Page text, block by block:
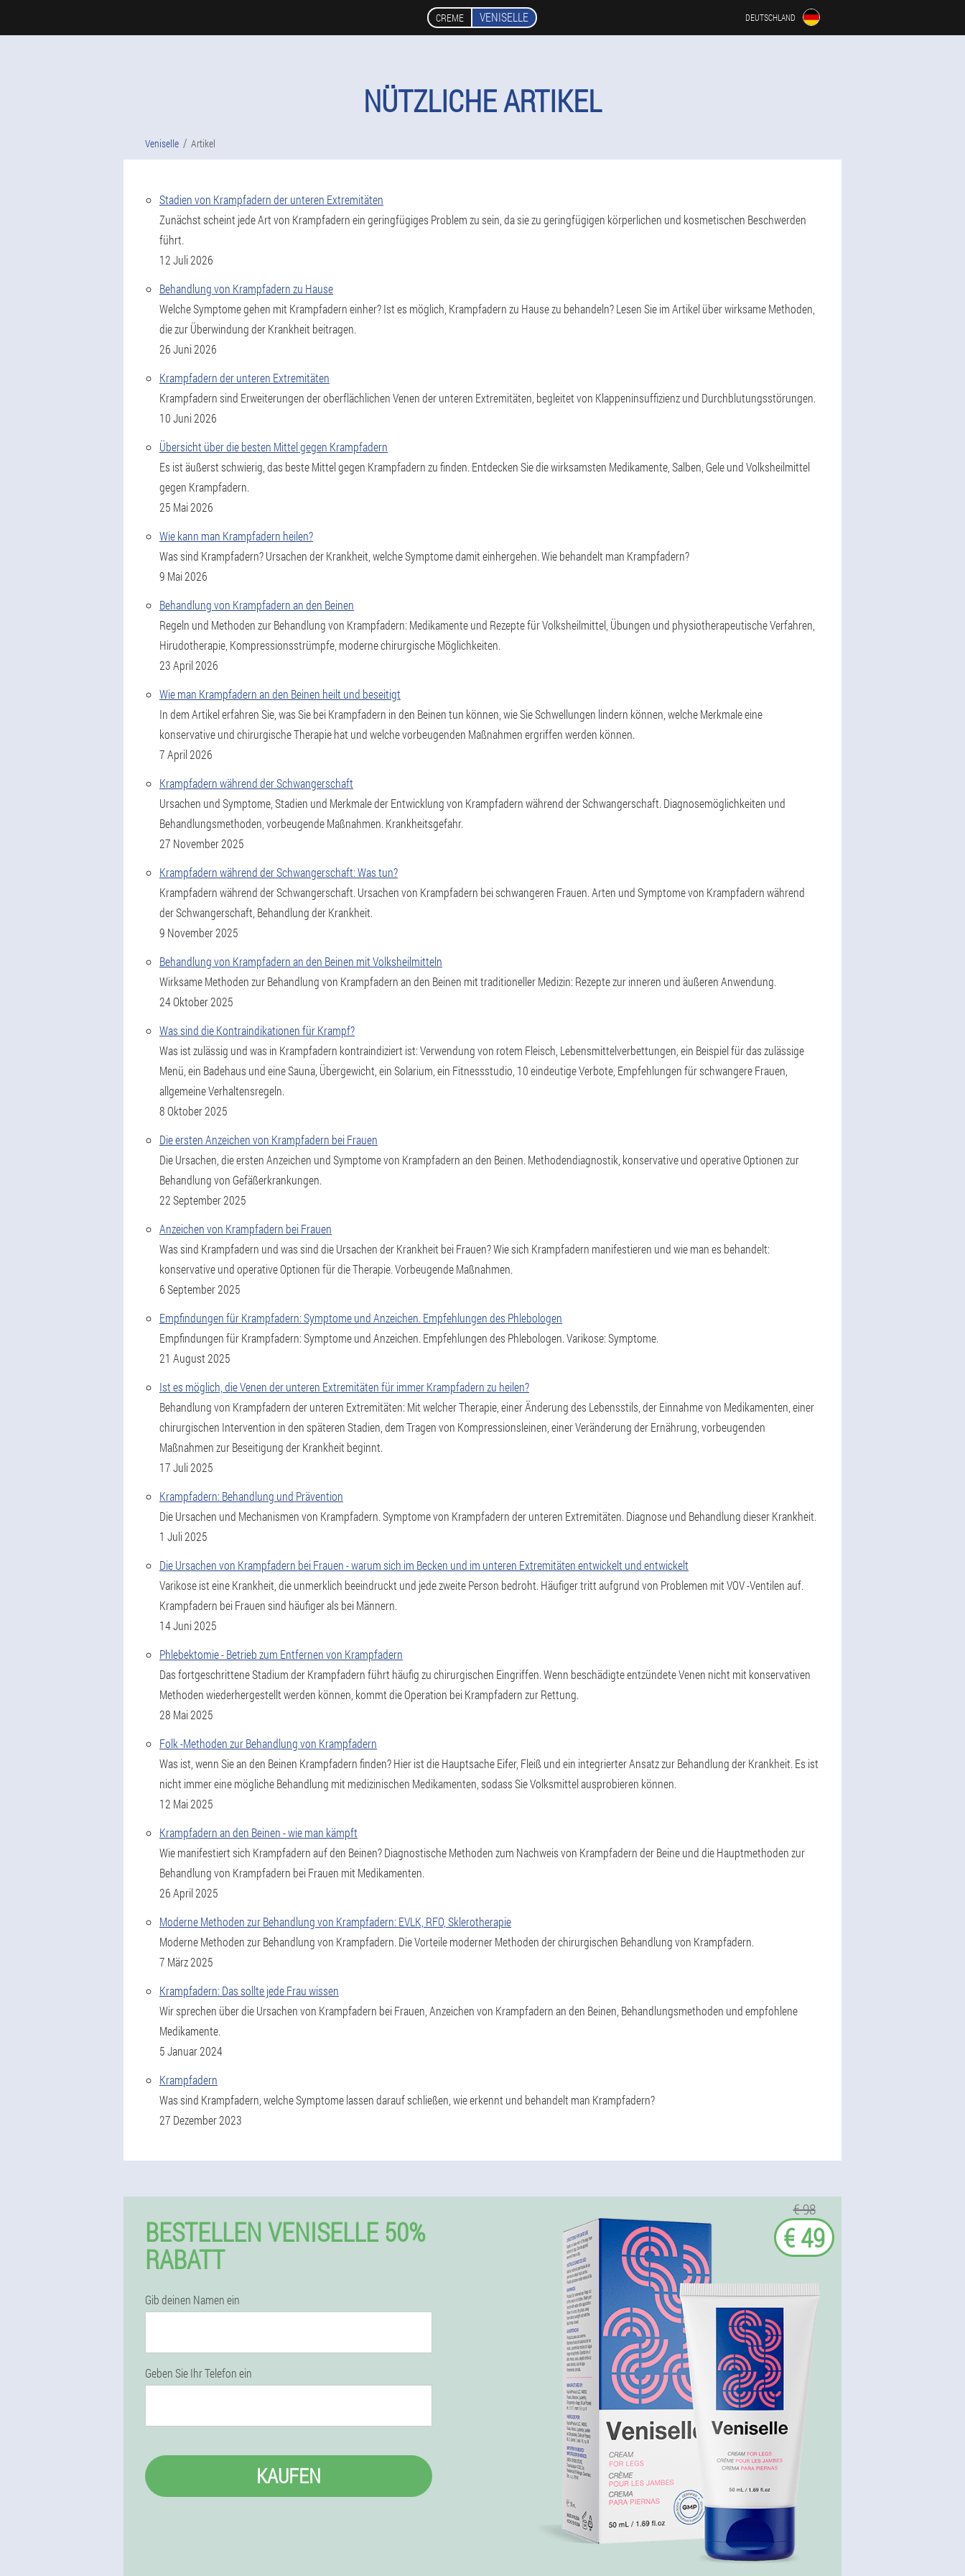
CREME VENISELLE DEUTSCHLAND
NÜTZLICHE ARTIKEL
Veniselle Artikel
Stadien von Krampfadern der unteren Extremitäten
Zunächst scheint jede Art von Krampfadern ein geringfügiges Problem zu sein, da sie zu geringfügigen körperlichen und kosmetischen Beschwerden
führt.
12 Juli 2026
Behandlung von Krampfadern zu Hause
Welche Symptome gehen mit Krampfadern einher? Ist es möglich, Krampfadern zu Hause zu behandeln? Lesen Sie im Artikel über wirksame Methoden,
die zur Überwindung der Krankheit beitragen.
26 Juni 2026
Krampfadern der unteren Extremitäten
Krampfadern sind Erweiterungen der oberflächlichen Venen der unteren Extremitäten, begleitet von Klappeninsuffizienz und Durchblutungsstörungen.
10 Juni 2026
Übersicht über die besten Mittel gegen Krampfadern
Es ist äußerst schwierig, das beste Mittel gegen Krampfadern zu finden. Entdecken Sie die wirksamsten Medikamente, Salben, Gele und Volksheilmittel
gegen Krampfadern.
25 Mai 2026
Wie kann man Krampfadern heilen?
Was sind Krampfadern? Ursachen der Krankheit, welche Symptome damit einhergehen. Wie behandelt man Krampfadern?
9 Mai 2026
Behandlung von Krampfadern an den Beinen
Regeln und Methoden zur Behandlung von Krampfadern: Medikamente und Rezepte für Volksheilmittel, Übungen und physiotherapeutische Verfahren,
Hirudotherapie, Kompressionsstrümpfe, moderne chirurgische Möglichkeiten.
23 April 2026
Wie man Krampfadern an den Beinen heilt und beseitigt
In dem Artikel erfahren Sie, was Sie bei Krampfadern in den Beinen tun können, wie Sie Schwellungen lindern können, welche Merkmale eine
konservative und chirurgische Therapie hat und welche vorbeugenden Maßnahmen ergriffen werden können.
7 April 2026
Krampfadern während der Schwangerschaft
Ursachen und Symptome, Stadien und Merkmale der Entwicklung von Krampfadern während der Schwangerschaft. Diagnosemöglichkeiten und
Behandlungsmethoden, vorbeugende Maßnahmen. Krankheitsgefahr.
27 November 2025
Krampfadern während der Schwangerschaft: Was tun?
Krampfadern während der Schwangerschaft. Ursachen von Krampfadern bei schwangeren Frauen. Arten und Symptome von Krampfadern während
der Schwangerschaft, Behandlung der Krankheit.
9 November 2025
Behandlung von Krampfadern an den Beinen mit Volksheilmitteln
Wirksame Methoden zur Behandlung von Krampfadern an den Beinen mit traditioneller Medizin: Rezepte zur inneren und äußeren Anwendung.
24 Oktober 2025
Was sind die Kontraindikationen für Krampf?
Was ist zulässig und was in Krampfadern kontraindiziert ist: Verwendung von rotem Fleisch, Lebensmittelverbettungen, ein Beispiel für das zulässige
Menü, ein Badehaus und eine Sauna, Übergewicht, ein Solarium, ein Fitnessstudio, 10 eindeutige Verbote, Empfehlungen für schwangere Frauen,
allgemeine Verhaltensregeln.
8 Oktober 2025
Die ersten Anzeichen von Krampfadern bei Frauen
Die Ursachen, die ersten Anzeichen und Symptome von Krampfadern an den Beinen. Methodendiagnostik, konservative und operative Optionen zur
Behandlung von Gefäßerkrankungen.
22 September 2025
Anzeichen von Krampfadern bei Frauen
Was sind Krampfadern und was sind die Ursachen der Krankheit bei Frauen? Wie sich Krampfadern manifestieren und wie man es behandelt:
konservative und operative Optionen für die Therapie. Vorbeugende Maßnahmen.
6 September 2025
Empfindungen für Krampfadern: Symptome und Anzeichen. Empfehlungen des Phlebologen
Empfindungen für Krampfadern: Symptome und Anzeichen. Empfehlungen des Phlebologen. Varikose: Symptome.
21 August 2025
Ist es möglich, die Venen der unteren Extremitäten für immer Krampfadern zu heilen?
Behandlung von Krampfadern der unteren Extremitäten: Mit welcher Therapie, einer Änderung des Lebensstils, der Einnahme von Medikamenten, einer
chirurgischen Intervention in den späteren Stadien, dem Tragen von Kompressionsleinen, einer Veränderung der Ernährung, vorbeugenden
Maßnahmen zur Beseitigung der Krankheit beginnt.
17 Juli 2025
Krampfadern: Behandlung und Prävention
Die Ursachen und Mechanismen von Krampfadern. Symptome von Krampfadern der unteren Extremitäten. Diagnose und Behandlung dieser Krankheit.
1 Juli 2025
Die Ursachen von Krampfadern bei Frauen - warum sich im Becken und im unteren Extremitäten entwickelt und entwickelt
Varikose ist eine Krankheit, die unmerklich beeindruckt und jede zweite Person bedroht. Häufiger tritt aufgrund von Problemen mit VOV -Ventilen auf.
Krampfadern bei Frauen sind häufiger als bei Männern.
14 Juni 2025
Phlebektomie - Betrieb zum Entfernen von Krampfadern
Das fortgeschrittene Stadium der Krampfadern führt häufig zu chirurgischen Eingriffen. Wenn beschädigte entzündete Venen nicht mit konservativen
Methoden wiederhergestellt werden können, kommt die Operation bei Krampfadern zur Rettung.
28 Mai 2025
Folk -Methoden zur Behandlung von Krampfadern
Was ist, wenn Sie an den Beinen Krampfadern finden? Hier ist die Hauptsache Eifer, Fleiß und ein integrierter Ansatz zur Behandlung der Krankheit. Es ist
nicht immer eine mögliche Behandlung mit medizinischen Medikamenten, sodass Sie Volksmittel ausprobieren können.
12 Mai 2025
Krampfadern an den Beinen - wie man kämpft
Wie manifestiert sich Krampfadern auf den Beinen? Diagnostische Methoden zum Nachweis von Krampfadern der Beine und die Hauptmethoden zur
Behandlung von Krampfadern bei Frauen mit Medikamenten.
26 April 2025
Moderne Methoden zur Behandlung von Krampfadern: EVLK, RFO, Sklerotherapie
Moderne Methoden zur Behandlung von Krampfadern. Die Vorteile moderner Methoden der chirurgischen Behandlung von Krampfadern.
7 März 2025
Krampfadern: Das sollte jede Frau wissen
Wir sprechen über die Ursachen von Krampfadern bei Frauen, Anzeichen von Krampfadern an den Beinen, Behandlungsmethoden und empfohlene
Medikamente.
5 Januar 2024
Krampfadern
Was sind Krampfadern, welche Symptome lassen darauf schließen, wie erkennt und behandelt man Krampfadern?
27 Dezember 2023
BESTELLEN VENISELLE 50%
RABATT
Gib deinen Namen ein
Geben Sie Ihr Telefon ein
KAUFEN
€ 98
€ 49